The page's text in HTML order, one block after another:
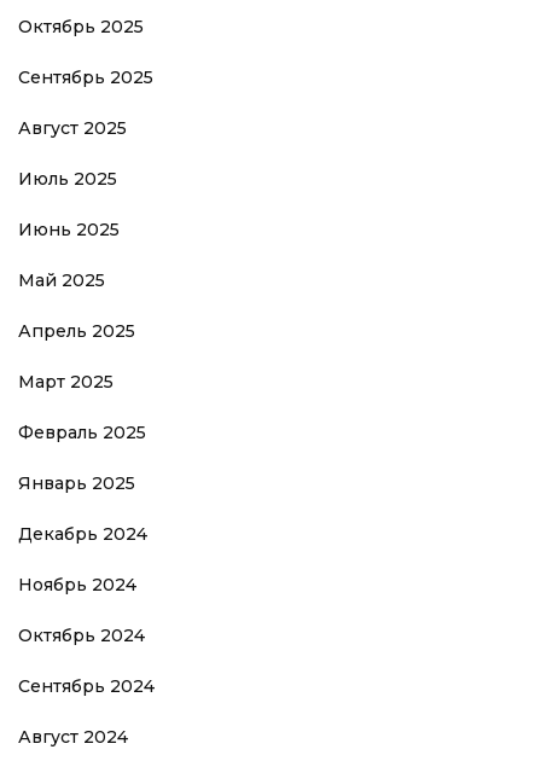
Октябрь 2025
Сентябрь 2025
Август 2025
Июль 2025
Июнь 2025
Май 2025
Апрель 2025
Март 2025
Февраль 2025
Январь 2025
Декабрь 2024
Ноябрь 2024
Октябрь 2024
Сентябрь 2024
Август 2024